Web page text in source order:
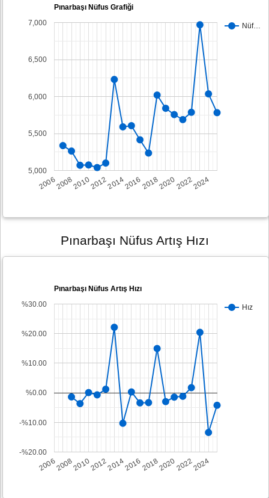
Pınarbaşı Nüfus Grafiği
Nüf…
2006200820102012201420162018202020222024
5,000
5,500
6,000
6,500
7,000
Pınarbaşı Nüfus Artış Hızı
Pınarbaşı Nüfus Artış Hızı
Hız
2006200820102012201420162018202020222024
-%20.00
-%10.00
%0.00
%10.00
%20.00
%30.00